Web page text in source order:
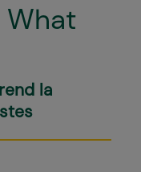
What
la